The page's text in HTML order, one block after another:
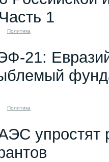
1
Политика
21:
Политика
упростят